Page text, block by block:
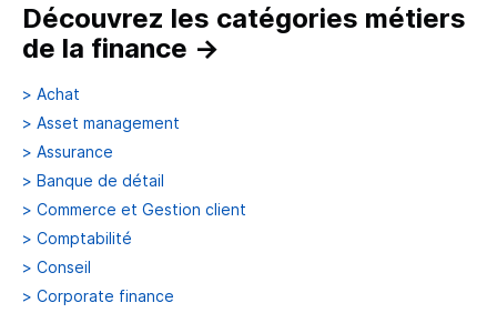
Découvrez les catégories métiers
de la finance →
> Achat
> Asset management
> Assurance
> Banque de détail
> Commerce et Gestion client
> Comptabilité
> Conseil
> Corporate finance